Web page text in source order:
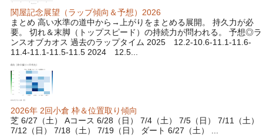
関屋記念展望（ラップ傾向＆予想）2026
まとめ 高い水準の道中から→上がりをまとめる展開。 持久力が必
要。 切れ＆末脚（トップスピード）の持続力が問われる。 予想◎ラ
ンスオブカオス 過去のラップタイム 2025 12.2-10.6-11.1-11.6-
11.4-11.1-11.5-11.5 2024 12.5...
2026年 2回小倉 枠＆位置取り傾向
芝 6/27（土） Aコース 6/28（日） 7/4（土） 7/5（日） 7/11（土）
7/12（日） 7/18（土） 7/19（日） ダート 6/27（土） ...